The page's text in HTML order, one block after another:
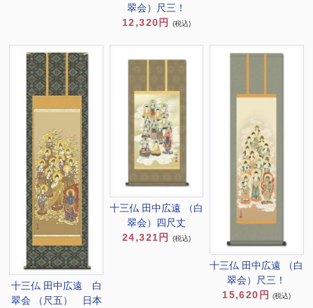
翠会）尺三！
12,320円
(税込)
十三仏 田中広遠 白
翠会 （尺五） 日本
十三仏 田中広遠 （白
翠会）四尺丈
24,321円
(税込)
十三仏 田中広遠 （白
翠会）尺三！
15,620円
(税込)